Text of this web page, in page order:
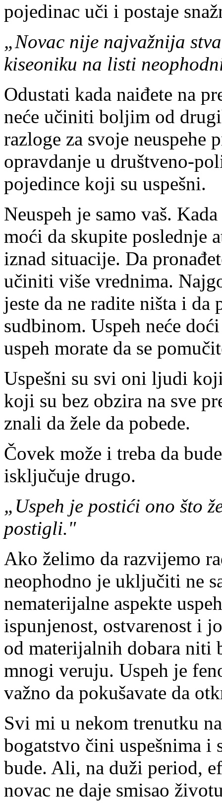
pojedinac uči i postaje
„Novac nije najvažnija
kiseoniku na listi
Odustati kada naiđete na
neće učiniti boljim od
razloge za svoje neuspehe
opravdanje u društveno-
pojedince koji su uspešni.
Neuspeh je samo vaš.
moći da skupite poslednje
iznad situacije. Da
učiniti više vrednima.
jeste da ne radite ništa i da
sudbinom. Uspeh neće
uspeh morate da se
Uspešni su svi oni ljudi
koji su bez obzira na sve
znali da žele da pobede.
Čovek može i treba da
isključuje drugo.
„Uspeh je postići ono što
postigli."
Ako želimo da razvijemo
neophodno je uključiti ne
nematerijalne aspekte
ispunjenost, ostvarenost i
od materijalnih dobara niti
mnogi veruju. Uspeh je
važno da pokušavate da
Svi mi u nekom trenutku
bogatstvo čini uspešnima i
bude. Ali, na duži period,
novac ne daje smisao